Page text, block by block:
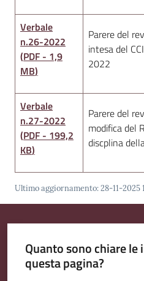
Verbale
n.26-2022
(PDF - 1,9
MB)
Parere del
intesa del
2022
Verbale
n.27-2022
(PDF - 199,2
KB)
Parere del
modifica del
discplina
Ultimo aggiornamento:28-11-2025
Quanto sono chiare
questa pagina?